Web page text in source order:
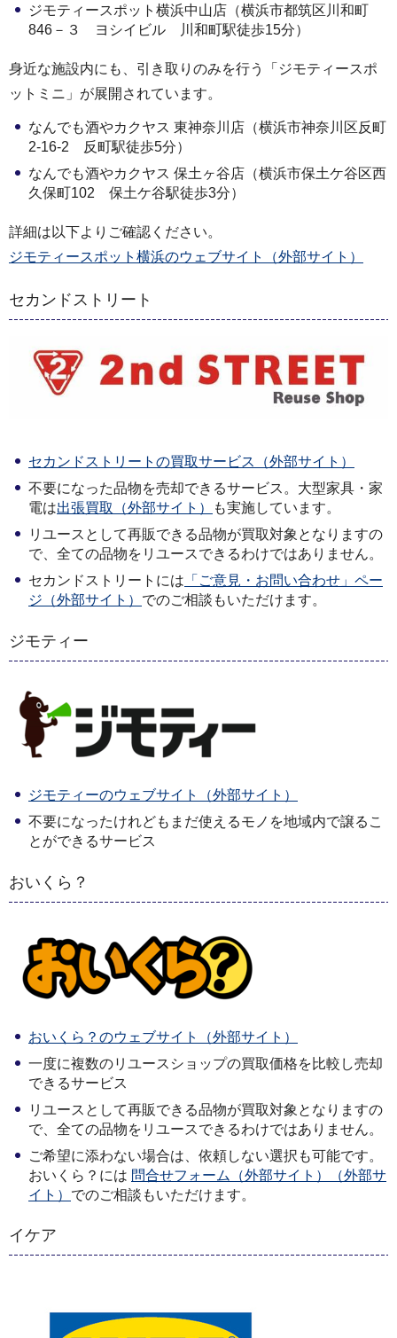
ジモティースポット横浜中山店（横浜市都筑区川和町
846－３ ヨシイビル 川和町駅徒歩15分）
身近な施設内にも、引き取りのみを行う「ジモティースポ
ットミニ」が展開されています。
なんでも酒やカクヤス 東神奈川店（横浜市神奈川区反町
2-16-2 反町駅徒歩5分）
なんでも酒やカクヤス 保土ヶ谷店（横浜市保土ケ谷区西
久保町102 保土ケ谷駅徒歩3分）
詳細は以下よりご確認ください。
ジモティースポット横浜のウェブサイト（外部サイト）
セカンドストリート
セカンドストリートの買取サービス（外部サイト）
不要になった品物を売却できるサービス。大型家具・家
電は出張買取（外部サイト）
も実施しています。
リユースとして再販できる品物が買取対象となりますの
で、全ての品物をリユースできるわけではありません。
セカンドストリートには 「ご意見・お問い合わせ」ペー
ジ（外部サイト） でのご相談もいただけます。
ジモティー
ジモティーのウェブサイト（外部サイト）
不要になったけれどもまだ使えるモノを地域内で譲るこ
とができるサービス
おいくら？
おいくら？のウェブサイト（外部サイト）
一度に複数のリユースショップの買取価格を比較し売却
できるサービス
リユースとして再販できる品物が買取対象となりますの
で、全ての品物をリユースできるわけではありません。
ご希望に添わない場合は、依頼しない選択も可能です。
おいくら？には 問合せフォーム（外部サイト）（外部サ
イト） でのご相談もいただけます。
イケア